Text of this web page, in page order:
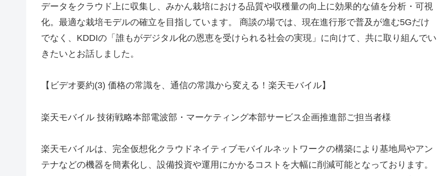
データをクラウド上に収集し、みかん栽培における品質や収穫量の向上に効果的な値を分析・可視
化。最適な栽培モデルの確立を目指しています。 商談の場では、現在進行形で普及が進む5Gだけ
でなく、KDDIの「誰もがデジタル化の恩恵を受けられる社会の実現」に向けて、共に取り組んでい
きたいとお話しました。
【ビデオ要約(3) 価格の常識を、通信の常識から変える！楽天モバイル】
楽天モバイル 技術戦略本部電波部・マーケティング本部サービス企画推進部ご担当者様
楽天モバイルは、完全仮想化クラウドネイティブモバイルネットワークの構築により基地局やアン
テナなどの機器を簡素化し、設備投資や運用にかかるコストを大幅に削減可能となっております。